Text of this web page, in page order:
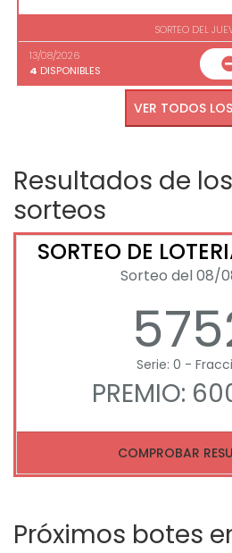
SORTEO DEL
13/08/2026
4 DISPONIBLES
Resultados de
sorteos
SORTEO DE
Sorteo del 08/
Serie: 0 -
PREMIO:
COMPROBAR
Próximos botes